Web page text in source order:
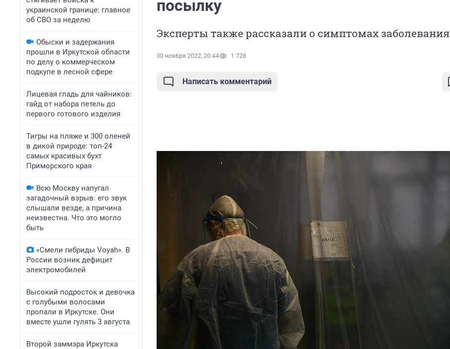
украинской границе: главное
об СВО за неделю
Обыски и задержания
прошли в Иркутской области
по делу о коммерческом
подкупе в лесной сфере
Лицевая гладь для чайников:
гайд от набора петель до
первого готового изделия
Тигры на пляже и 300 оленей
в дикой природе: топ-24
самых красивых бухт
Приморского края
Всю Москву напугал
загадочный взрыв: его звук
слышали везде, а причина
неизвестна. Что это могло
быть
«Смели гибриды Voyah». В
России возник дефицит
электромобилей
Высокий подросток и девочка
с голубыми волосами
пропали в Иркутске. Они
вместе ушли гулять 3 августа
Второй заммэра Иркутска
посылку
Эксперты также рассказали о симптомах заболевания
30 ноября 2022, 20:44 1 728
Написать комментарий